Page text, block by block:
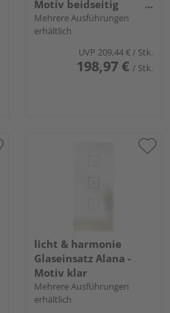
Motiv beidseitig
satiniert, 3D-Optik
Mehrere Ausführungen
erhältlich
UVP 209,44 €/ Stk.
198,97 € / Stk.
licht & harmonie
Glaseinsatz Alana -
Motiv klar
Mehrere Ausführungen
erhältlich